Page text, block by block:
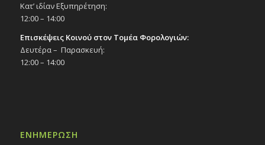
Κατ’ ιδίαν Εξυπηρέτηση:
12:00 – 14:00
Επισκέψεις Κοινού στον Τομέα Φορολογιών:
Δευτέρα – Παρασκευή:
12:00 – 14:00
ΕΝΗΜΕΡΩΣΗ